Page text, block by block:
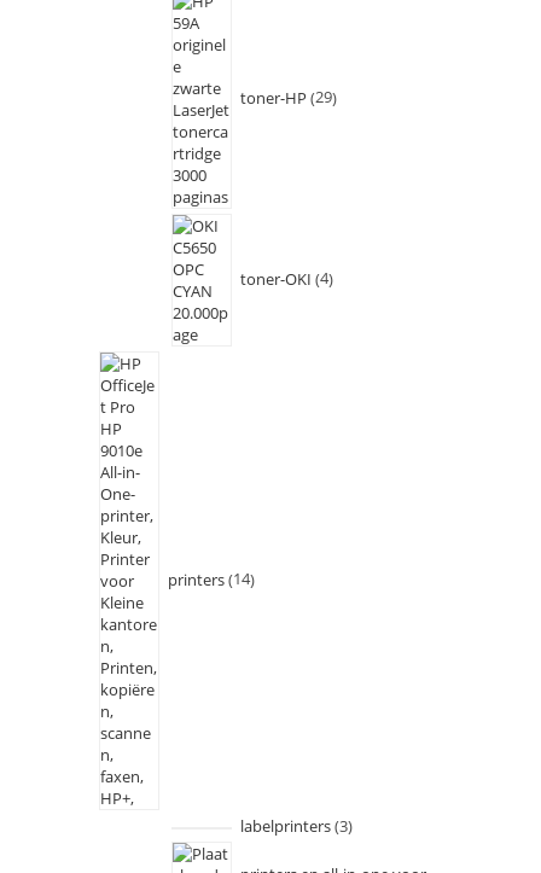
toner-HP 29
toner-OKI 4
printers 14
labelprinters 3